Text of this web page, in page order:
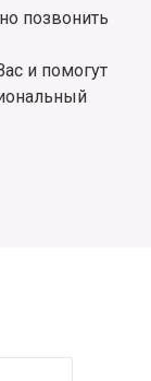
позвонить
и помогут